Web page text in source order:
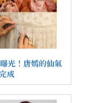
光！唐嫣的仙氣
成